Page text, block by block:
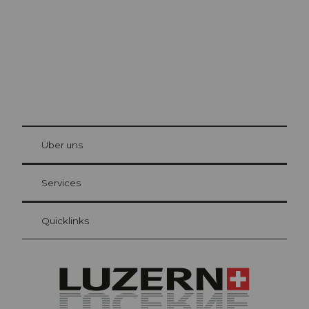
Gästekarte Luzern
Ihre Vorteile als Übernachtungsgast
at Bre
Über uns
Services
Quicklinks